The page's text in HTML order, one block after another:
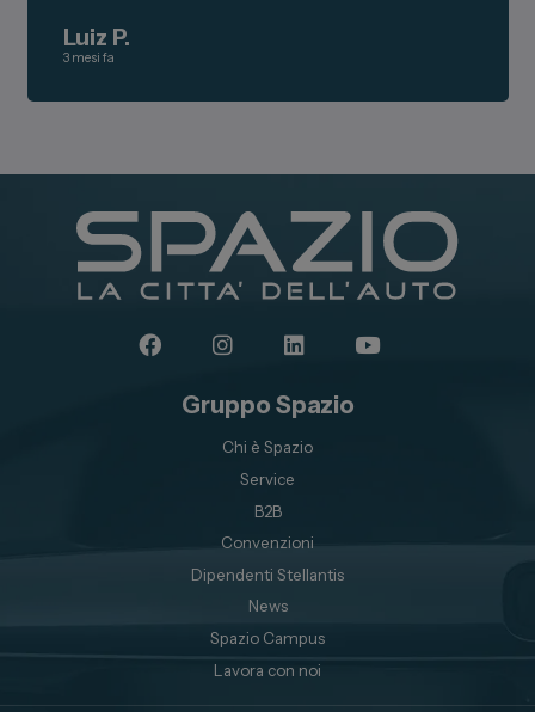
Luiz P.
3 mesi fa
Gruppo Spazio
Chi è Spazio
Service
B2B
Convenzioni
Dipendenti Stellantis
News
Spazio Campus
Lavora con noi